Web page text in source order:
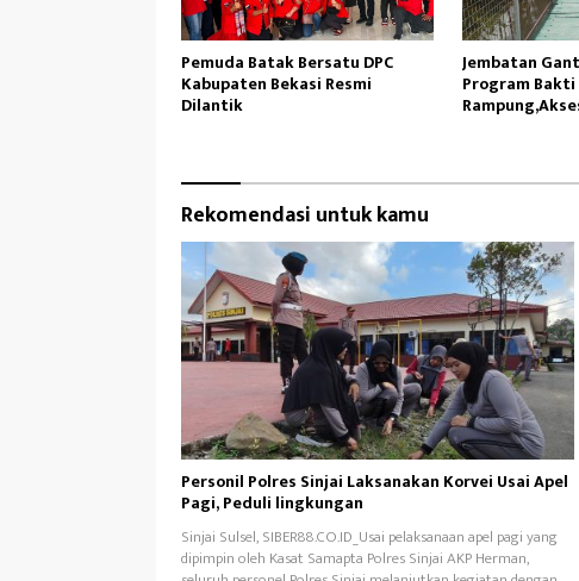
Pemuda Batak Bersatu DPC
Kabupaten Bekasi Resmi
Dilantik
Jembatan
Program Bakti
Rekomendasi untuk kamu
Personil Polres Sinjai Laksanakan Korvei Usai Apel
Pagi, Peduli lingkungan
Sinjai Sulsel, SIBER88.CO.ID_Usai pelaksanaan apel pagi yang
dipimpin oleh Kasat Samapta Polres Sinjai AKP Herman,